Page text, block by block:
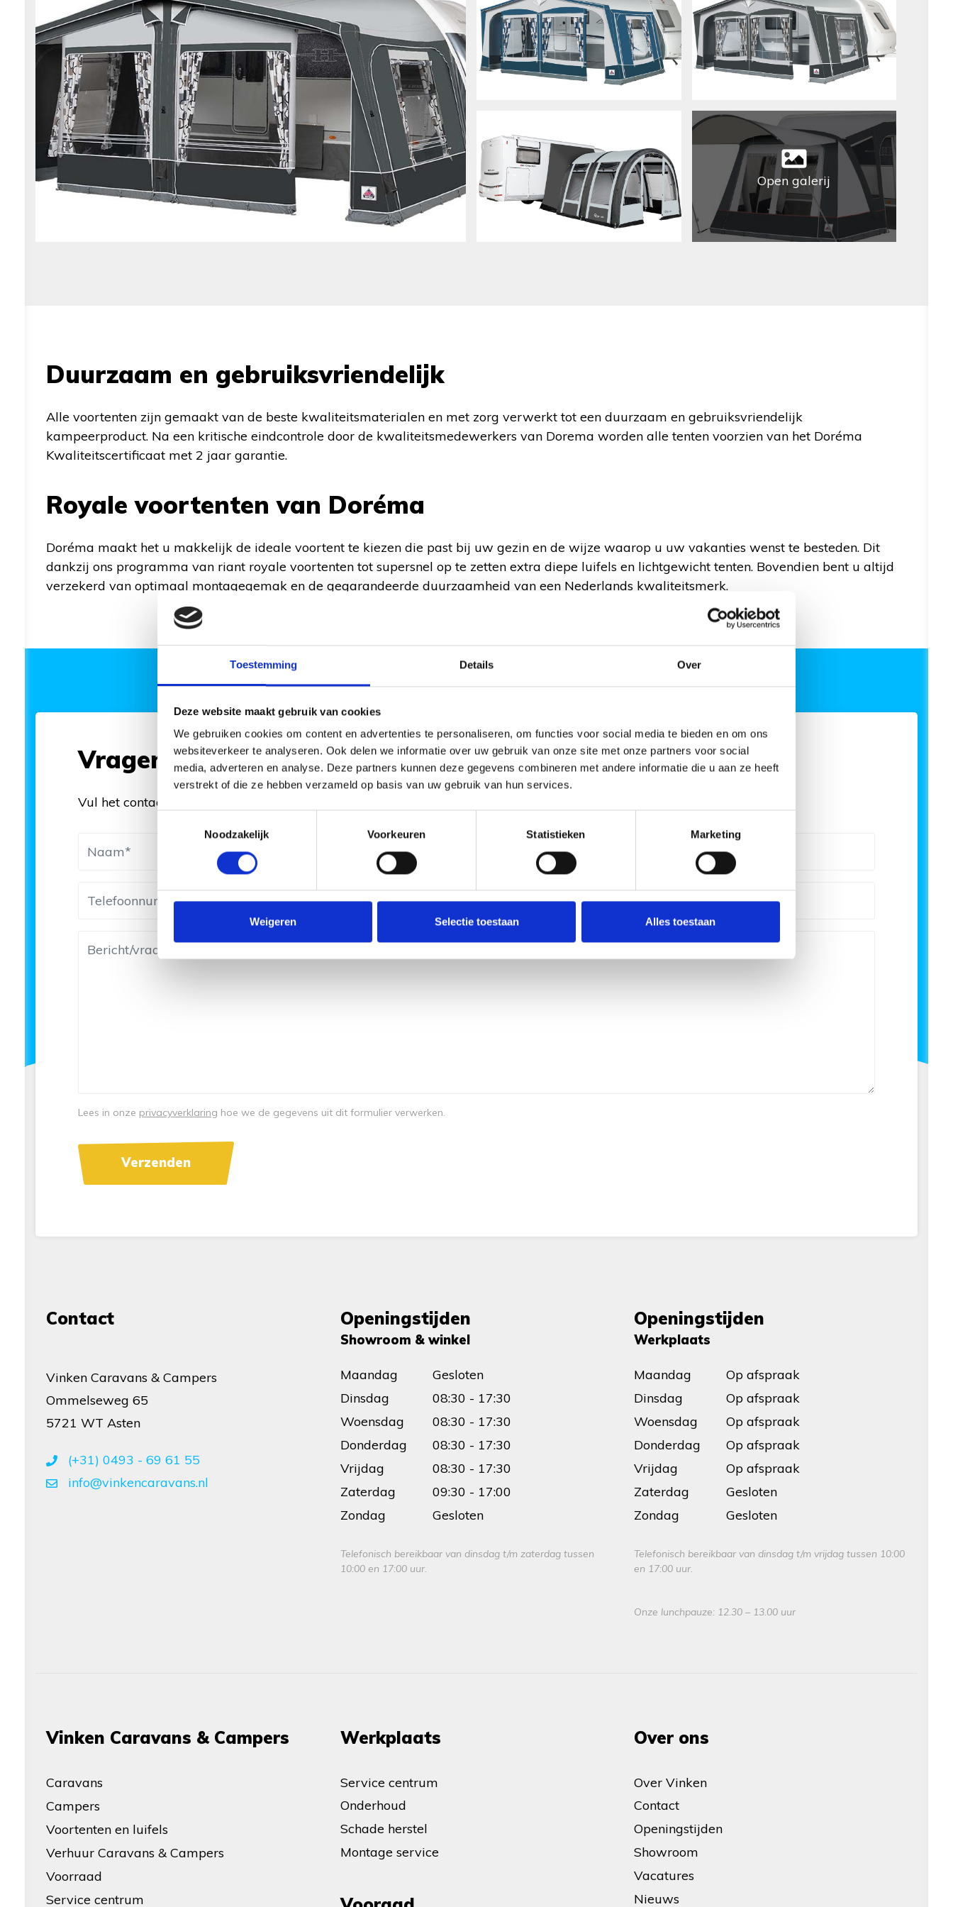
Toestemming Details Over
Deze website maakt gebruik van cookies
We gebruiken cookies om content en advertenties te personaliseren, om functies voor social media te bieden en om ons
websiteverkeer te analyseren. Ook delen we informatie over uw gebruik van onze site met onze partners voor social
media, adverteren en analyse. Deze partners kunnen deze gegevens combineren met andere informatie die u aan ze heeft
verstrekt of die ze hebben verzameld op basis van uw gebruik van hun services.
Noodzakelijk
Voorkeuren Statistieken Marketing
Weigeren Selectie toestaan Alles toestaan
Open galerij
Duurzaam en gebruiksvriendelijk
Alle voortenten zijn gemaakt van de beste kwaliteitsmaterialen en met zorg verwerkt tot een duurzaam en gebruiksvriendelijk
kampeerproduct. Na een kritische eindcontrole door de kwaliteitsmedewerkers van Dorema worden alle tenten voorzien van het Doréma
Kwaliteitscertificaat met 2 jaar garantie.
Royale voortenten van Doréma
Doréma maakt het u makkelijk de ideale voortent te kiezen die past bij uw gezin en de wijze waarop u uw vakanties wenst te besteden. Dit
dankzij ons programma van riant royale voortenten tot supersnel op te zetten extra diepe luifels en lichtgewicht tenten. Bovendien bent u altijd
verzekerd van optimaal montagegemak en de gegarandeerde duurzaamheid van een Nederlands kwaliteitsmerk.
Vragen of advies nodig?
Vul het contactformulier in of bel 0493 – 69 61 55
Lees in onze privacyverklaring hoe we de gegevens uit dit formulier verwerken.
Contact
Vinken Caravans & Campers
Ommelseweg 65
5721 WT Asten
(+31) 0493 - 69 61 55
info@vinkencaravans.nl
Openingstijden
Showroom & winkel
Maandag
Dinsdag
Woensdag
Donderdag
Vrijdag
Zaterdag
Zondag
Gesloten
08:30 - 17:30
08:30 - 17:30
08:30 - 17:30
08:30 - 17:30
09:30 - 17:00
Gesloten
Telefonisch bereikbaar van dinsdag t/m zaterdag tussen
10:00 en 17:00 uur.
Openingstijden
Werkplaats
Maandag
Dinsdag
Woensdag
Donderdag
Vrijdag
Zaterdag
Zondag
Op afspraak
Op afspraak
Op afspraak
Op afspraak
Op afspraak
Gesloten
Gesloten
Telefonisch bereikbaar van dinsdag t/m vrijdag tussen 10:00
en 17:00 uur.
Onze lunchpauze: 12.30 – 13.00 uur
Vinken Caravans & Campers
Caravans
Campers
Voortenten en luifels
Verhuur Caravans & Campers
Voorraad
Service centrum
Werkplaats
Service centrum
Onderhoud
Schade herstel
Montage service
Over ons
Over Vinken
Contact
Openingstijden
Showroom
Vacatures
Nieuws